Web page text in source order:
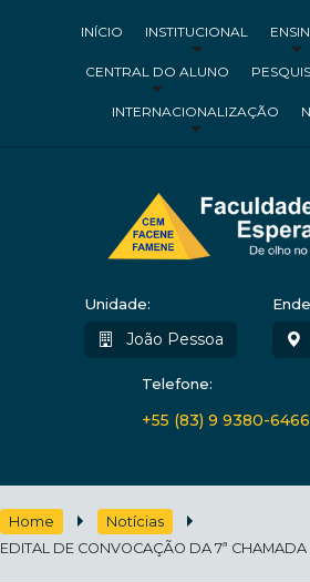
INÍCIO INSTITUCIONAL
CENTRAL DO ALUNO
INTERNACIONALIZAÇÃO
Unidade:
João Pessoa
Telefone:
+55 (83) 9 9380-6466
Home
Notícias
EDITAL DE CONVOCAÇÃO DA 7ª CHAMADA